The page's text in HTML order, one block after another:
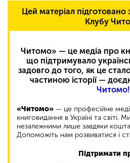
Цей матеріал
Клубу
Читомо» — це медіа про
що підтримувало
задовго до того, як це
частиною історії —
Читомо!
«Читомо» — це професійне
книговидання в Україні та світі.
незалежними лише завдяки
Допоможіть нам розвиватися і
Підтримати